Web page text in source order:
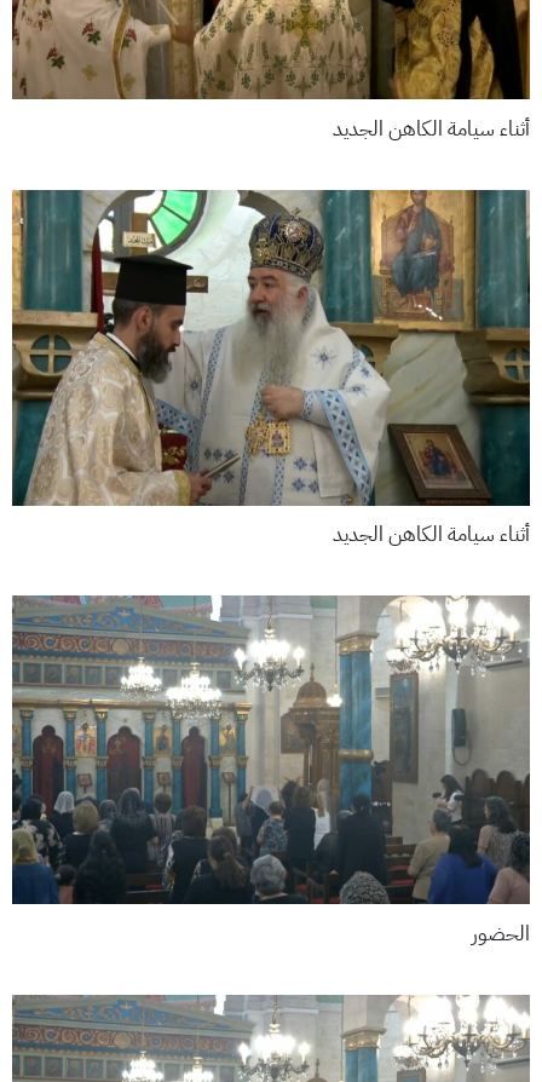
أثناء سيامة الكاهن الجديد
أثناء سيامة الكاهن الجديد
الحضور